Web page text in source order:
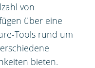
von
über eine
Tools rund um
bieten.